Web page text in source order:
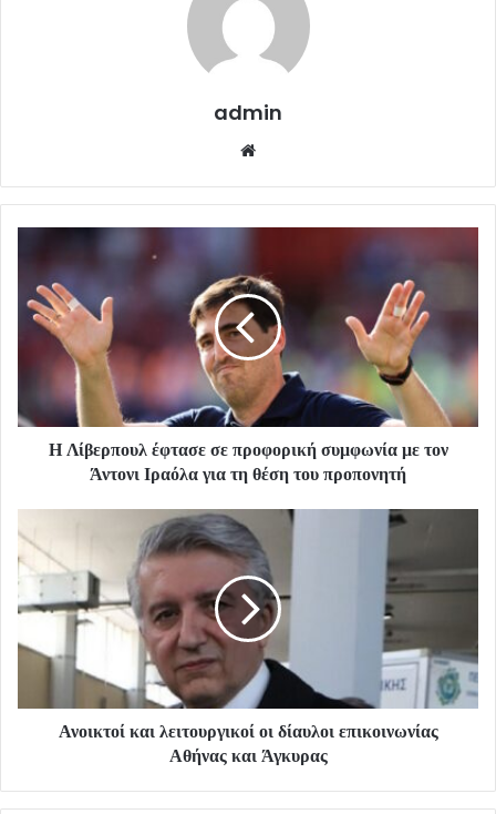
admin
Η Λίβερπουλ έφτασε σε προφορική συμφωνία με τον
Άντονι Ιραόλα για τη θέση του προπονητή
Ανοικτοί και λειτουργικοί οι δίαυλοι επικοινωνίας
Αθήνας και Άγκυρας